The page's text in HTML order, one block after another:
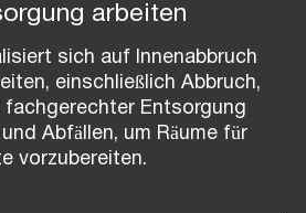
arbeiten
sich auf Innenabbruch
einschließlich Abbruch,
fachgerechter Entsorgung
Abfällen, um Räume für
vorzubereiten.